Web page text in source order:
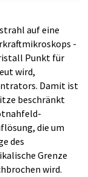
auf eine
-
Punkt für
wird,
Damit ist
beschränkt
die um
des
Grenze
wird.